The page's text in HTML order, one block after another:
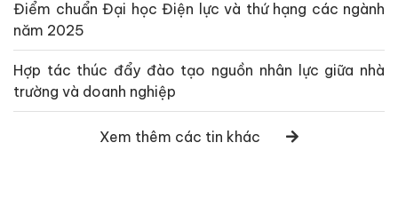
Điểm chuẩn Đại học Điện lực và thứ hạng các ngành
năm 2025
Hợp tác thúc đẩy đào tạo nguồn nhân lực giữa nhà
trường và doanh nghiệp
Xem thêm các tin khác